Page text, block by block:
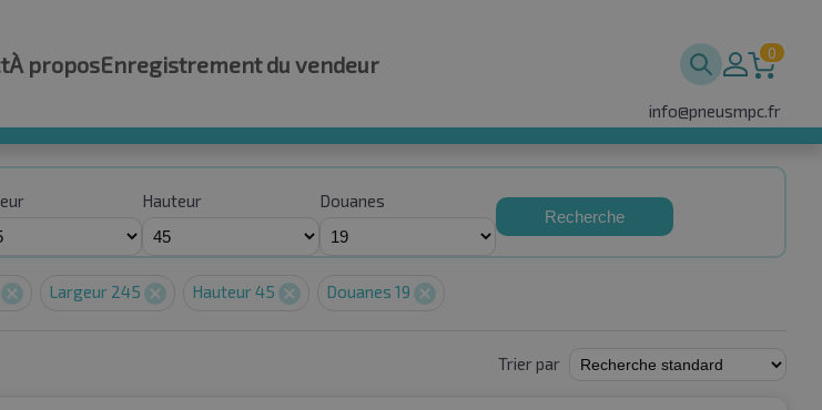
À proposEnregistrement du vendeur 0
info@pneusmpc.fr
Hauteur Douanes
Recherche
Largeur 245 Hauteur 45 Douanes 19
Trier par